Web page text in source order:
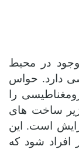
در محیط
دارد. حواس
را
ساخت های
است. این
افراد شود که